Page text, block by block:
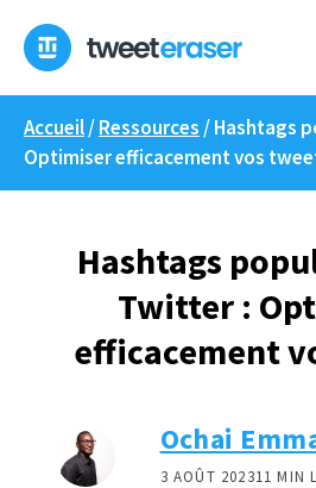
content
Accueil/Ressources /Hashtags
Optimiser efficacement vos
Hashtags
Twitter :
efficacement
Ochai
3 AOÛT 202311 MIN